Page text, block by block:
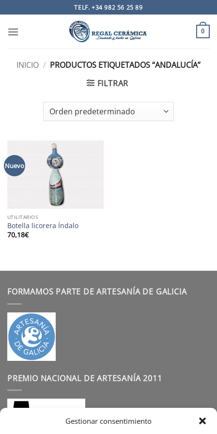
Gestionar consentimiento
al
contenido
TELF. +34 982 56 25 89
0
INICIO / PRODUCTOS ETIQUETADOS “ANDALUCÍA”
FILTRAR
Nuevo
UTILITARIOS
Botella licorera Índalo
70,18€
FORMAMOS PARTE DE ARTESANÍA DE GALICIA
PREMIO NACIONAL DE ARTESANÍA 2011